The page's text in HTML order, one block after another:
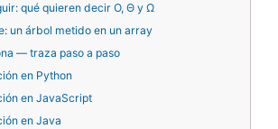
qué quieren decir O, Θ y Ω
un árbol metido en un array
— traza paso a paso
en Python
en JavaScript
en Java